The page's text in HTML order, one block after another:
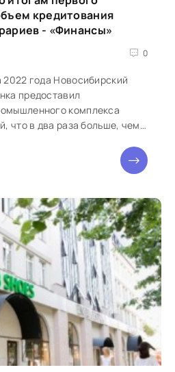
кредитования
- «Финансы»
0
года Новосибирский
предоставил
комплекса
что в два раза больше, чем